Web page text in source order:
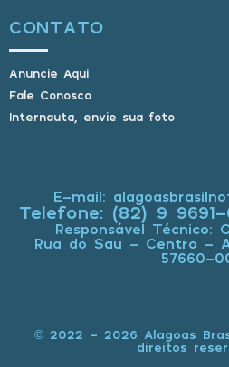
CONTATO
Anuncie Aqui
Fale Conosco
Internauta, envie sua foto
E-mail:
Telefone: (82) 9
Responsável Técnico:
Rua do Sau - Centro -
57660-
© 2022 - 2026 Alagoas
direitos